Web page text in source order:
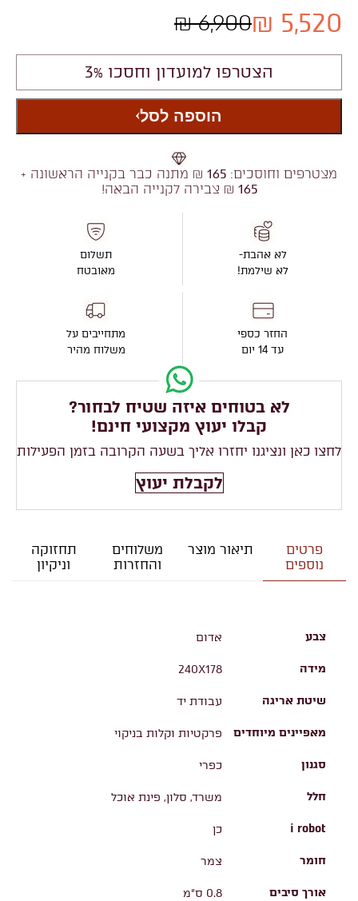
6,900 ₪ 5,520 ₪
הצטרפו למועדון וחסכו 3%
הוספה לסל
מצטרפים וחוסכים: 165 ₪ מתנה כבר בקנייה הראשונה +
165 ₪ צבירה לקנייה הבאה!
לא אהבת-
לא שילמת!
החזר כספי
עד 14 יום
תשלום
מאובטח
מתחייבים על
משלוח מהיר
לא בטוחים איזה שטיח לבחור?
קבלו יעוץ מקצועי חינם!
לחצו כאן ונציגנו יחזרו אליך בשעה הקרובה בזמן הפעילות
לקבלת יעוץ
פרטים
נוספים
תיאור מוצר
משלוחים
והחזרות
תחזוקה
וניקיון
צבע אדום
מידה 240X178
שיטת אריגה עבודת יד
מאפיינים מיוחדים פרקטיות וקלות בניקוי
סגנון כפרי
חלל משרד, סלון, פינת אוכל
i robot כן
חומר צמר
אורך סיבים 0.8 ס"מ